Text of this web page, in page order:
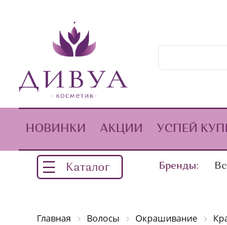
НОВИНКИ АКЦИИ УСПЕЙ
Каталог Бренды:
Главная Волосы Окрашивание